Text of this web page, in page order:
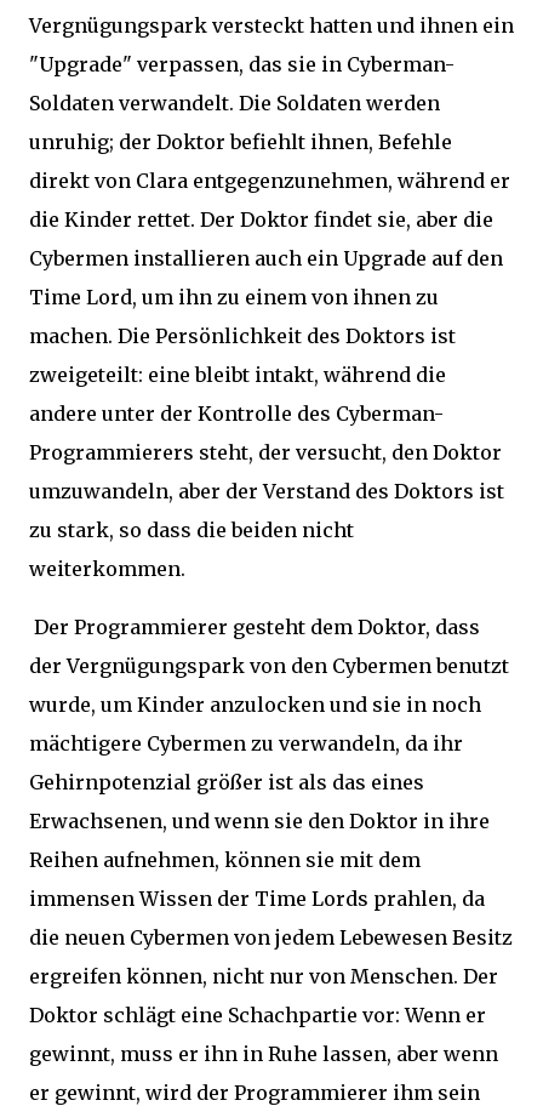
Vergnügungspark versteckt hatten und ihnen ein
"Upgrade" verpassen, das sie in Cyberman-
Soldaten verwandelt. Die Soldaten werden
unruhig; der Doktor befiehlt ihnen, Befehle
direkt von Clara entgegenzunehmen, während er
die Kinder rettet. Der Doktor findet sie, aber die
Cybermen installieren auch ein Upgrade auf den
Time Lord, um ihn zu einem von ihnen zu
machen. Die Persönlichkeit des Doktors ist
zweigeteilt: eine bleibt intakt, während die
andere unter der Kontrolle des Cyberman-
Programmierers steht, der versucht, den Doktor
umzuwandeln, aber der Verstand des Doktors ist
zu stark, so dass die beiden nicht
weiterkommen.
Der Programmierer gesteht dem Doktor, dass
der Vergnügungspark von den Cybermen benutzt
wurde, um Kinder anzulocken und sie in noch
mächtigere Cybermen zu verwandeln, da ihr
Gehirnpotenzial größer ist als das eines
Erwachsenen, und wenn sie den Doktor in ihre
Reihen aufnehmen, können sie mit dem
immensen Wissen der Time Lords prahlen, da
die neuen Cybermen von jedem Lebewesen Besitz
ergreifen können, nicht nur von Menschen. Der
Doktor schlägt eine Schachpartie vor: Wenn er
gewinnt, muss er ihn in Ruhe lassen, aber wenn
er gewinnt, wird der Programmierer ihm sein